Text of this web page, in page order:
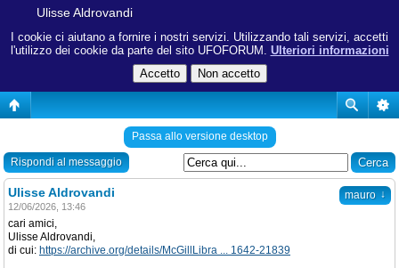
I cookie ci aiutano a fornire i nostri servizi. Utilizzando tali servizi, accetti
l'utilizzo dei cookie da parte del sito UFOFORUM. Ulteriori informazioni
Ulisse Aldrovandi
Passa allo versione desktop
Rispondi al messaggio
mauro ↓
Ulisse Aldrovandi
12/06/2026, 13:46
cari amici,
Ulisse Aldrovandi,
di cui: https://archive.org/details/McGillLibra ... 1642-21839